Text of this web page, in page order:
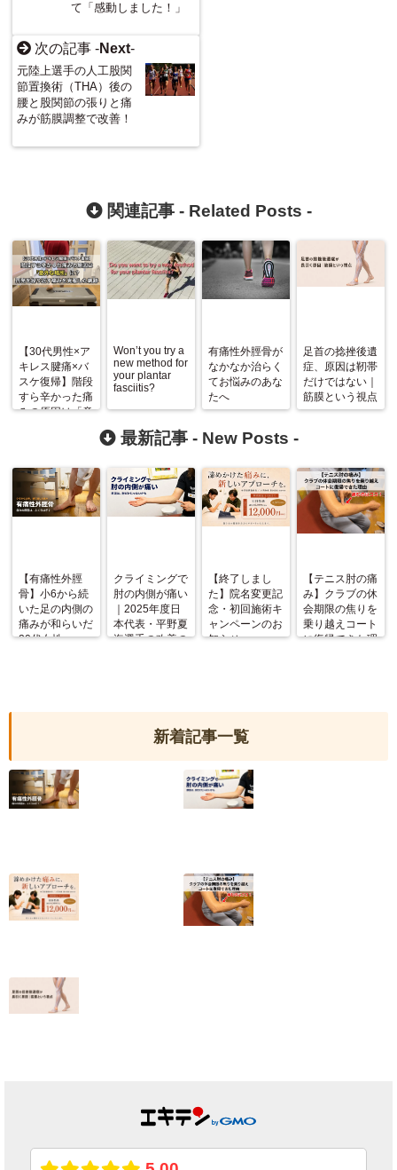
て「感動しました！」
次の記事 -Next-
元陸上選手の人工股関
節置換術（THA）後の
腰と股関節の張りと痛
みが筋膜調整で改善！
関連記事 - Related Posts -
【30代男性×ア
キレス腱痛×バ
スケ復帰】階段
すら辛かった痛
みの原因は「意
軌跡
Won’t you try a
new method for
your plantar
fasciitis?
有痛性外脛骨が
なかなか治らく
てお悩みのあな
たへ
足首の捻挫後遺
症、原因は靭帯
だけではない｜
筋膜という視点
最新記事 - New Posts -
【有痛性外脛
骨】小6から続
いた足の内側の
痛みが和らいだ
20代女性
クライミングで
肘の内側が痛い
｜2025年度日
本代表・平野夏
海選手の改善の
【終了しまし
た】院名変更記
念・初回施術キ
ャンペーンのお
知らせ
【テニス肘の痛
み】クラブの休
会期限の焦りを
乗り越えコート
に復帰できた理
新着記事一覧
【有痛性外脛骨】
小6から続いた足
の内側の痛みが和
らいだ20代女性
クライミングで肘
の内側が痛い｜
2025年度日本代
表・平野夏海選手
【終了しました】
院名変更記念・初
回施術キャンペー